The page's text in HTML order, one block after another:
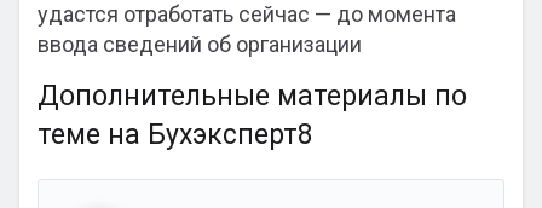
удастся отработать сейчас — до момента
ввода сведений об организации
Дополнительные материалы по
теме на Бухэксперт8